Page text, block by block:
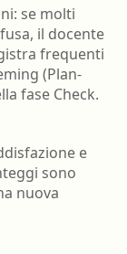
se molti
il docente
frequenti
(Plan-
fase Check.
e
sono
nuova